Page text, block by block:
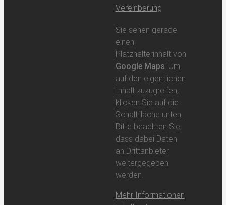
Vereinbarung
Sie sehen gerade
einen
Platzhalterinhalt von
Google Maps . Um
auf den eigentlichen
Inhalt zuzugreifen,
klicken Sie auf die
Schaltfläche unten.
Bitte beachten Sie,
dass dabei Daten
an Drittanbieter
weitergegeben
werden.
Mehr Informationen